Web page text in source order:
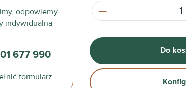
odpowiemy
indywidualną
677 990
formularz.
Ilość produktu:
Do